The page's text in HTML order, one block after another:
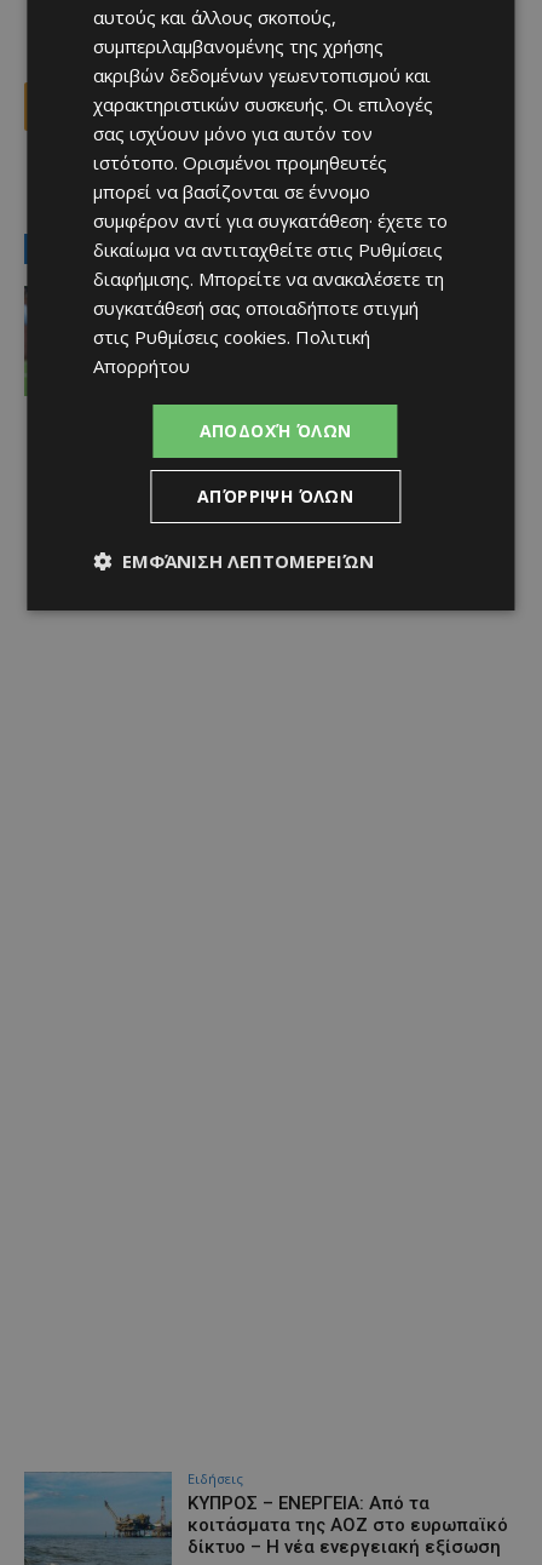
Facebook X Viber
Top βουλευτές εκλογές Κύπρος
LATEST NEWS
Αθλητικά - Επικαιρότητα
Ο παίκτης που γεννήθηκε χωρίς το
μεγαλύτερο μέρος του δεξιού χεριού
του και σκόραρε στο Conference
Afentiko - 07/08/2026
Ειδήσεις
ΚΥΠΡΟΣ – ΕΝΕΡΓΕΙΑ: Από τα
κοιτάσματα της ΑΟΖ στο ευρωπαϊκό
δίκτυο – Η νέα ενεργειακή εξίσωση
αυτούς και άλλους σκοπούς,
συμπεριλαμβανομένης της χρήσης
ακριβών δεδομένων γεωεντοπισμού και
χαρακτηριστικών συσκευής. Οι επιλογές
σας ισχύουν μόνο για αυτόν τον
ιστότοπο. Ορισμένοι προμηθευτές
μπορεί να βασίζονται σε έννομο
συμφέρον αντί για συγκατάθεση· έχετε το
δικαίωμα να αντιταχθείτε στις Ρυθμίσεις
διαφήμισης. Μπορείτε να ανακαλέσετε τη
συγκατάθεσή σας οποιαδήποτε στιγμή
στις Ρυθμίσεις cookies. Πολιτική
Απορρήτου
ΑΠΟΔΟΧΉ ΌΛΩΝ
ΑΠΌΡΡΙΨΗ ΌΛΩΝ
ΕΜΦΆΝΙΣΗ ΛΕΠΤΟΜΕΡΕΙΏΝ